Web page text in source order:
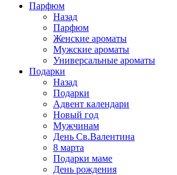
Парфюм
Назад
Парфюм
Женские ароматы
Мужские ароматы
Универсальные ароматы
Подарки
Назад
Подарки
Адвент календари
Новый год
Мужчинам
День Св.Валентина
8 марта
Подарки маме
День рождения